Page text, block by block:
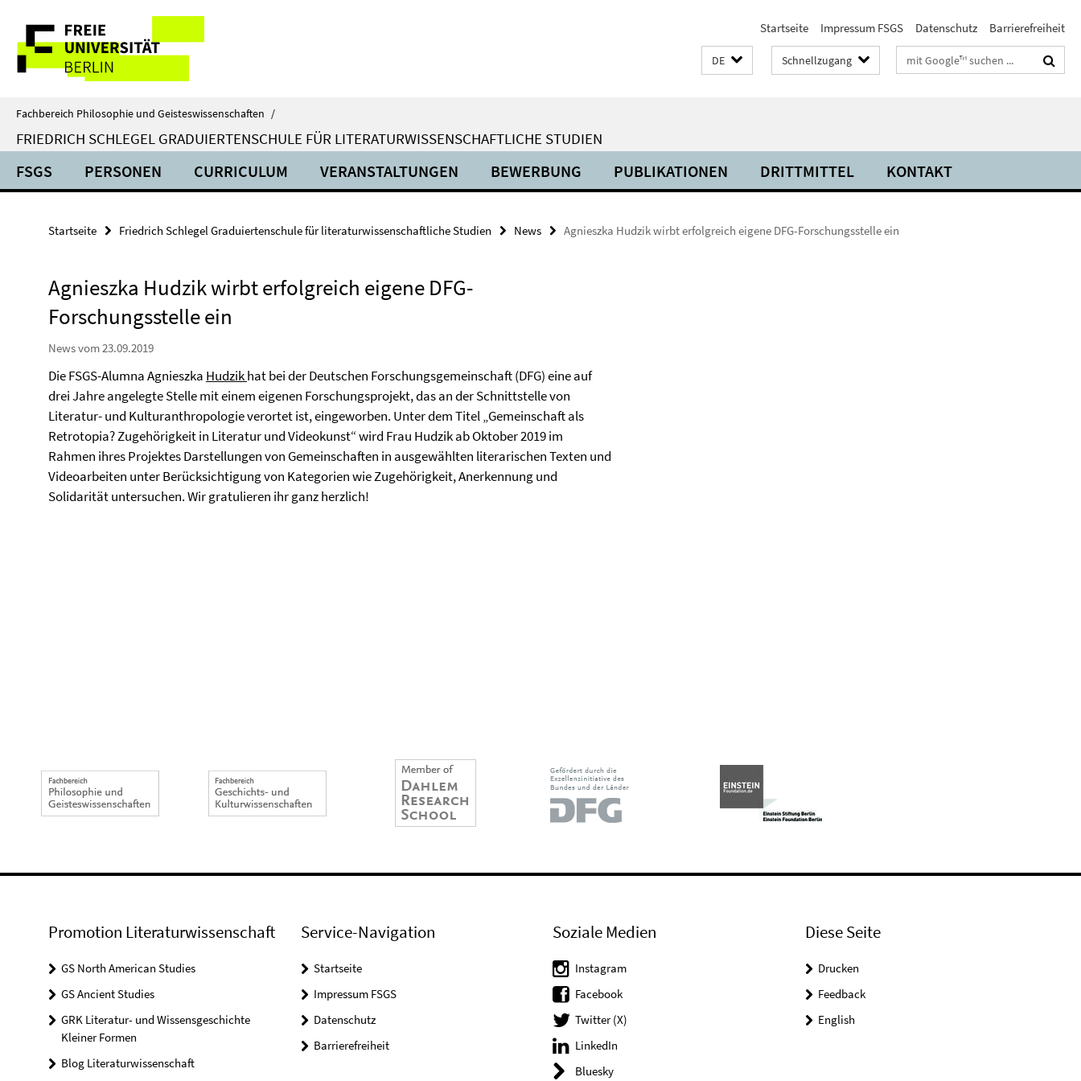
direkt
Inhalt
Service-
Navigation
Startseite Impressum FSGS Datenschutz Barrierefreiheit
DE Schnellzugang Suchbegriffe
Fachbereich Philosophie und Geisteswissenschaften /
FRIEDRICH SCHLEGEL GRADUIERTENSCHULE FÜR LITERATURWISSENSCHAFTLICHE STUDIEN
FSGS PERSONEN CURRICULUM VERANSTALTUNGEN BEWERBUNG PUBLIKATIONEN DRITTMITTEL KONTAKT
Startseite Friedrich Schlegel Graduiertenschule für literaturwissenschaftliche Studien News Agnieszka Hudzik wirbt erfolgreich eigene DFG-Forschungsstelle ein
Agnieszka Hudzik wirbt erfolgreich eigene DFG-
Forschungsstelle ein
News vom 23.09.2019
Die FSGS-Alumna Agnieszka Hudzikhat bei der Deutschen Forschungsgemeinschaft (DFG) eine auf
drei Jahre angelegte Stelle mit einem eigenen Forschungsprojekt, das an der Schnittstelle von
Literatur- und Kulturanthropologie verortet ist, eingeworben. Unter dem Titel „Gemeinschaft als
Retrotopia? Zugehörigkeit in Literatur und Videokunst“ wird Frau Hudzik ab Oktober 2019 im
Rahmen ihres Projektes Darstellungen von Gemeinschaften in ausgewählten literarischen Texten und
Videoarbeiten unter Berücksichtigung von Kategorien wie Zugehörigkeit, Anerkennung und
Solidarität untersuchen. Wir gratulieren ihr ganz herzlich!
Promotion Literaturwissenschaft
GS North American Studies
GS Ancient Studies
GRK Literatur- und Wissensgeschichte
Kleiner Formen
Blog Literaturwissenschaft
Service-Navigation
Startseite
Impressum FSGS
Datenschutz
Barrierefreiheit
Soziale Medien
Instagram
Facebook
Twitter (X)
LinkedIn
Bluesky
Diese Seite
Drucken
Feedback
English